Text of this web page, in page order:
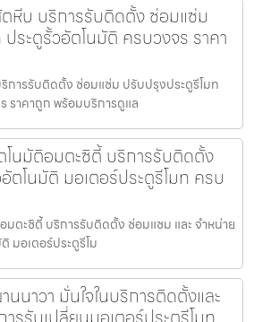
หีบ บริการรับติดตั้ง ซ่อมแซ่ม
ระตูรั้วอัตโนมัติ ครบวงจร ราคา
การรับติดตั้ง ซ่อมแซ่ม ปรับปรุงประตูรีโมท
ราคาถูก พร้อมบริการดูแล
นมัติอมตะซิตี้ บริการรับติดตั้ง
ตโนมัติ มอเตอร์ประตูรีโมท ครบ
ตะซิตี้ บริการรับติดตั้ง ซ่อมแซม และ จำหน่าย
มอเตอร์ประตูรีโม
นาวา มั่นใจในบริการติดตั้งและ